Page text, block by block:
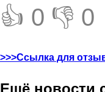
👍 0 👎 0
>>>Ссылка для